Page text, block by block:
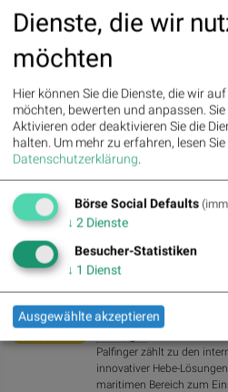
Bewertungen bei Apple (oder auch
http://www.audio-cd.at/spotify
Aktien auf dem Radar:Bajaj Mobility AG
Semperit ,EuroTeleSites AG,Flughafen
Immobilien,Marinomed Biotech
BTV AG,BKS Bank Stamm,Kapsch
Europe AG
Telekom Austria UBM
Fresenius Medical Care,BASF,
Rück,DAIMLER TRUCK HLD...
Random Partner
Palfinger zählt zu den
innovativer Hebe-
maritimen Bereich zum
Dienste, die wir
möchten
Hier können Sie die Dienste, die wir
möchten, bewerten und anpassen.
Aktivieren oder deaktivieren Sie die
halten. Um mehr zu erfahren, lesen
Datenschutzerklärung.
Börse Social Defaults
↓ 2 Dienste
Besucher-Statistiken
↓ 1 Dienst
Ausgewählte akzeptieren